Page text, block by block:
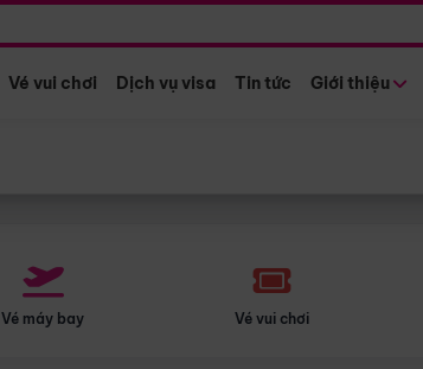
Vé vui chơi Dịch vụ visa Tin tức Giới thiệu
Vé máy bay Vé vui chơi